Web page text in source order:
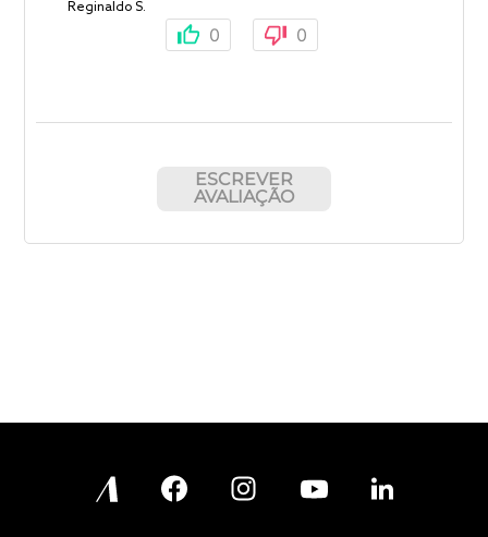
Reginaldo S.
0 0
ESCREVER
AVALIAÇÃO